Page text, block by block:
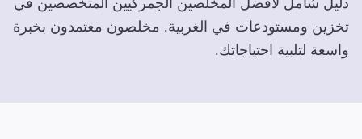
دليل شامل لأفضل المخلصين الجمركيين المتخصصين في
تخزين ومستودعات في الغربية. مخلصون معتمدون بخبرة
واسعة لتلبية احتياجاتك.